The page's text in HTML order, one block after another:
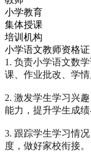
小学教育
集体授课
培训机构
小学语文教师资格证
1. 负责小学语文数
课、作业批改、学
2. 激发学生学习兴
能力，提升学生成绩
3. 跟踪学生学习情
度，做好家校衔接。